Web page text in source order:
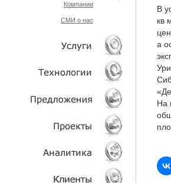
НОВОСТИ
Компании
СМИ о нас
УСЛУГИ
ТЕХНОЛОГИИ
ОБЪЕКТЫ
ПРОЕКТЫ
В
кв
а
На